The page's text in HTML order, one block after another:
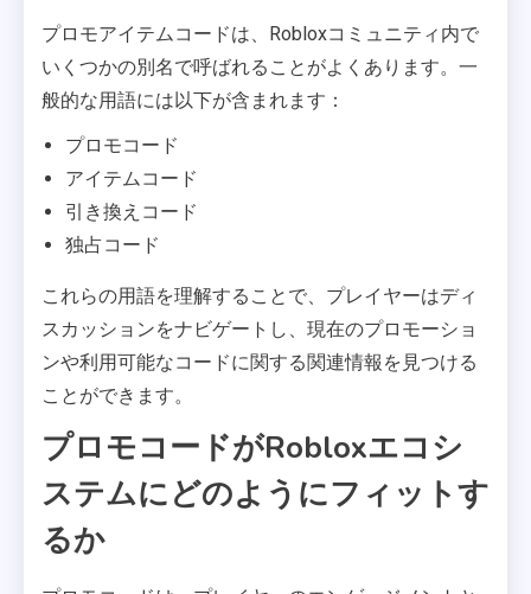
プロモアイテムコードは、Robloxコミュニティ内で
いくつかの別名で呼ばれることがよくあります。一
般的な用語には以下が含まれます：
プロモコード
アイテムコード
引き換えコード
独占コード
これらの用語を理解することで、プレイヤーはディ
スカッションをナビゲートし、現在のプロモーショ
ンや利用可能なコードに関する関連情報を見つける
ことができます。
プロモコードがRobloxエコシ
ステムにどのようにフィットす
るか